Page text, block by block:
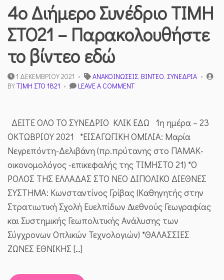
4o Διήμερο Συνέδριο ΤΙΜΗ
ΣΤΟ21 – Παρακολουθήστε
το βίντεο εδώ
1 ΔΕΚΕΜΒΡΊΟΥ 2021 ΑΝΑΚΟΙΝΏΣΕΙΣ, ΒΊΝΤΕΟ, ΣΥΝΈΔΡΙΑ
BYΤΙΜΉ ΣΤΟ 1821 LEAVE A COMMENTON
ΤΙΜΗ
ΣΤΟ21
–
ΠΑΡΑΚΟΛΟΥΘΉΣΤΕ
ΤΟ
ΒΊΝΤΕΟ
ΕΔΏ
ΔΕΙΤΕ ΟΛΟ ΤΟ ΣΥΝΕΔΡΙΟ ΚΛΙΚ ΕΔΩ 1η ημέρα – 23
ΟΚΤΩΒΡΙΟΥ 2021 *ΕΙΣΑΓΩΓΙΚΗ ΟΜΙΛΙΑ: Μαρία
Νεγρεπόντη-Δελιβάνη (πρ.πρύτανης στο ΠΑΜΑΚ-
οικονομολόγος -επικεφαλής της ΤΙΜΗΣΤΟ 21) *Ο
ΡΟΛΟΣ ΤΗΣ ΕΛΛΑΔΑΣ ΣΤΟ ΝΕΟ ΔΙΠΟΛΙΚΟ ΔΙΕΘΝΕΣ
ΣΥΣΤΗΜΑ: Κωνσταντίνος Γρίβας (Καθηγητής στην
Στρατιωτική Σχολή Ευελπίδων ∆ιεθνούς Γεωγραφίας
και Συστηµικής Γεωπολιτικής Ανάλυσης των
Σύγχρονων Οπλικών Τεχνολογιών) *ΘΑΛΑΣΣΙΕΣ
ΖΩΝΕΣ ΕΘΝΙΚΗΣ […]